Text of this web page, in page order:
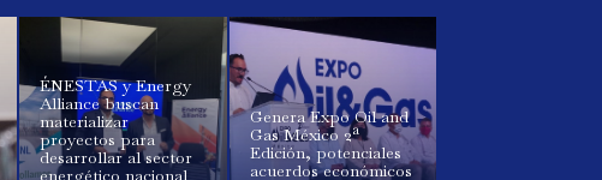
ÉNESTAS y Energy
Alliance buscan
materializar
proyectos para
desarrollar al sector
energético nacional
Genera Expo Oil and
Gas México 2ª
Edición, potenciales
acuerdos económicos